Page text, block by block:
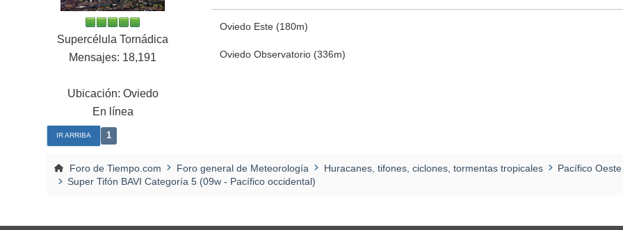
Supercélula Tornádica
Mensajes: 18,191
Ubicación: Oviedo
En línea
Oviedo Este (180m)
Oviedo Observatorio (336m)
IR ARRIBA 1
Foro de Tiempo.com Foro general de Meteorología Huracanes, tifones, ciclones, tormentas tropicales
Pacífico Oeste
Super Tifón BAVI Categoría 5 (09w - Pacífico occidental)